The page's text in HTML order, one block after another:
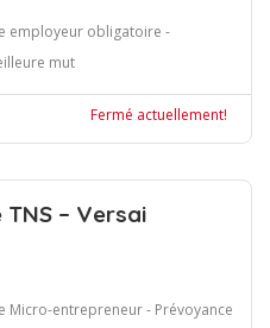
employeur obligatoire -
mut
Fermé actuellement!
– Versai
Micro-entrepreneur - Prévoyance